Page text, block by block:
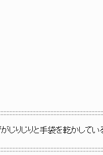
じりと手袋を乾かしてい